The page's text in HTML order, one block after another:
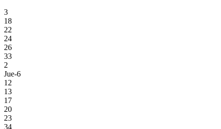
3
18
22
24
26
33
2
Jue-6
12
13
17
20
23
34